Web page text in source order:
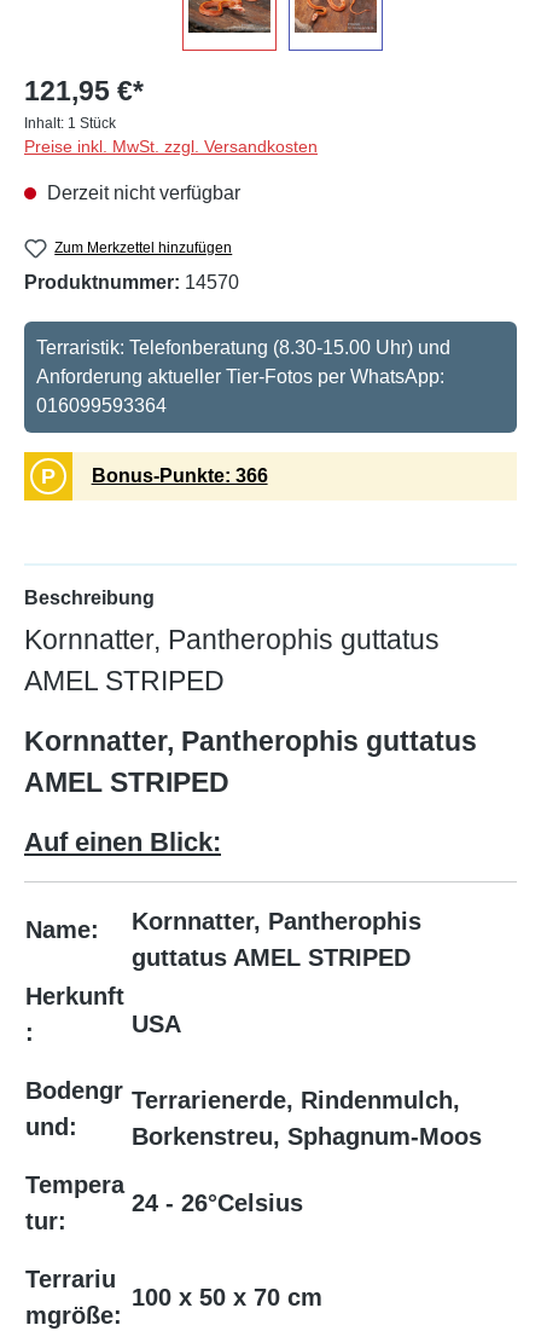
121,95 €*
Inhalt: 1 Stück
Preise inkl. MwSt. zzgl. Versandkosten
Derzeit nicht verfügbar
Zum Merkzettel hinzufügen
Produktnummer: 14570
Terraristik: Telefonberatung (8.30-15.00 Uhr) und
Anforderung aktueller Tier-Fotos per WhatsApp:
016099593364
P Bonus-Punkte: 366
Beschreibung
Kornnatter, Pantherophis guttatus
AMEL STRIPED
Kornnatter, Pantherophis guttatus
AMEL STRIPED
Auf einen Blick:
Name:
Kornnatter, Pantherophis
guttatus AMEL STRIPED
Herkunft
:
USA
Bodengr
und:
Terrarienerde, Rindenmulch,
Borkenstreu, Sphagnum-Moos
Tempera
tur:
24 - 26°Celsius
Terrariu
mgröße:
100 x 50 x 70 cm